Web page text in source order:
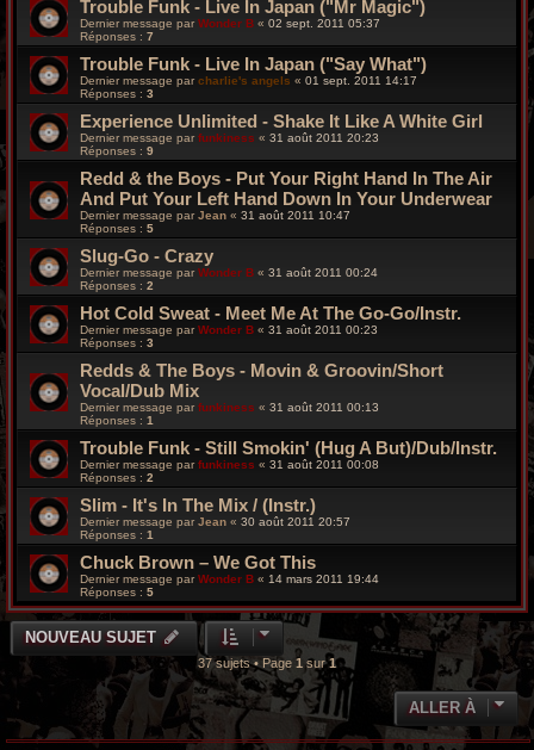
Trouble Funk - Live In Japan ("Mr Magic")
Dernier message par Wonder B « 02 sept. 2011 05:37
Réponses : 7
Trouble Funk - Live In Japan ("Say What")
Dernier message parcharlie's angels « 01 sept. 2011 14:17
Réponses : 3
Experience Unlimited - Shake It Like A White Girl
Dernier message par funkiness « 31 août 2011 20:23
Réponses : 9
Redd & the Boys - Put Your Right Hand In The Air
And Put Your Left Hand Down In Your Underwear
Dernier message par Jean « 31 août 2011 10:47
Réponses : 5
Slug-Go - Crazy
Dernier message par Wonder B « 31 août 2011 00:24
Réponses : 2
Hot Cold Sweat - Meet Me At The Go-Go/Instr.
Dernier message parWonder B « 31 août 2011 00:23
Réponses : 3
Redds & The Boys - Movin & Groovin/Short
Vocal/Dub Mix
Dernier message par funkiness « 31 août 2011 00:13
Réponses : 1
Trouble Funk - Still Smokin' (Hug A But)/Dub/Instr.
Dernier message parfunkiness « 31 août 2011 00:08
Réponses : 2
Slim - It's In The Mix / (Instr.)
Dernier message par Jean « 30 août 2011 20:57
Réponses : 1
Chuck Brown – We Got This
Dernier message parWonder B « 14 mars 2011 19:44
Réponses : 5
NOUVEAU SUJET
37 sujets • Page 1 sur1
ALLER À